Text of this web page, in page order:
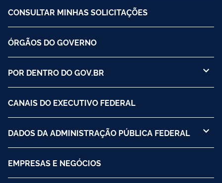
CONSULTAR MINHAS SOLICITAÇÕES
ÓRGÃOS DO GOVERNO
POR DENTRO DO GOV.BR
CANAIS DO EXECUTIVO FEDERAL
DADOS DA ADMINISTRAÇÃO PÚBLICA FEDERAL
EMPRESAS E NEGÓCIOS